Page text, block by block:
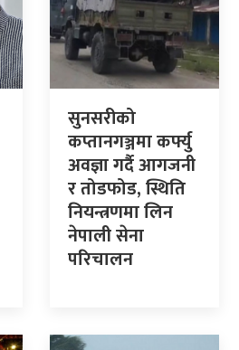
सुनसरीको
कप्तानगञ्जमा कर्फ्यु
अवज्ञा गर्दै आगजनी
र तोडफोड, स्थिति
नियन्त्रणमा लिन
नेपाली सेना
परिचालन